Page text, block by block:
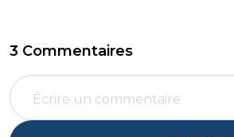
3 Commentaires